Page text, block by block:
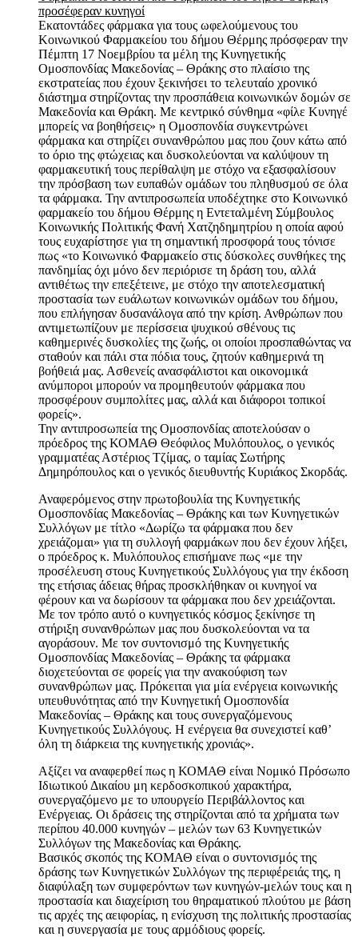
προσέφεραν κυνηγοί
Εκατοντάδες φάρμακα για τους ωφελούμενους του
Κοινωνικού Φαρμακείου του δήμου Θέρμης πρόσφεραν την
Πέμπτη 17 Νοεμβρίου τα μέλη της Κυνηγετικής
Ομοσπονδίας Μακεδονίας – Θράκης στο πλαίσιο της
εκστρατείας που έχουν ξεκινήσει το τελευταίο χρονικό
διάστημα στηρίζοντας την προσπάθεια κοινωνικών δομών σε
Μακεδονία και Θράκη. Με κεντρικό σύνθημα «φίλε Κυνηγέ
μπορείς να βοηθήσεις» η Ομοσπονδία συγκεντρώνει
φάρμακα και στηρίζει συνανθρώπου μας που ζουν κάτω από
το όριο της φτώχειας και δυσκολεύονται να καλύψουν τη
φαρμακευτική τους περίθαλψη με στόχο να εξασφαλίσουν
την πρόσβαση των ευπαθών ομάδων του πληθυσμού σε όλα
τα φάρμακα. Την αντιπροσωπεία υποδέχτηκε στο Κοινωνικό
φαρμακείο του δήμου Θέρμης η Εντεταλμένη Σύμβουλος
Κοινωνικής Πολιτικής Φανή Χατζηδημητρίου η οποία αφού
τους ευχαρίστησε για τη σημαντική προσφορά τους τόνισε
πως «το Κοινωνικό Φαρμακείο στις δύσκολες συνθήκες της
πανδημίας όχι μόνο δεν περιόρισε τη δράση του, αλλά
αντιθέτως την επεξέτεινε, με στόχο την αποτελεσματική
προστασία των ευάλωτων κοινωνικών ομάδων του δήμου,
που επλήγησαν δυσανάλογα από την κρίση. Ανθρώπων που
αντιμετωπίζουν με περίσσεια ψυχικού σθένους τις
καθημερινές δυσκολίες της ζωής, οι οποίοι προσπαθώντας να
σταθούν και πάλι στα πόδια τους, ζητούν καθημερινά τη
βοήθειά μας. Ασθενείς ανασφάλιστοι και οικονομικά
ανύμποροι μπορούν να προμηθευτούν φάρμακα που
προσφέρουν συμπολίτες μας, αλλά και διάφοροι τοπικοί
φορείς».
Την αντιπροσωπεία της Ομοσπονδίας αποτελούσαν ο
πρόεδρος της ΚΟΜΑΘ Θεόφιλος Μυλόπουλος, ο γενικός
γραμματέας Αστέριος Τζίμας, ο ταμίας Σωτήρης
Δημηρόπουλος και ο γενικός διευθυντής Κυριάκος Σκορδάς.
Αναφερόμενος στην πρωτοβουλία της Κυνηγετικής
Ομοσπονδίας Μακεδονίας – Θράκης και των Κυνηγετικών
Συλλόγων με τίτλο «Δωρίζω τα φάρμακα που δεν
χρειάζομαι» για τη συλλογή φαρμάκων που δεν έχουν λήξει,
ο πρόεδρος κ. Μυλόπουλος επισήμανε πως «με την
προσέλευση στους Κυνηγετικούς Συλλόγους για την έκδοση
της ετήσιας άδειας θήρας προσκλήθηκαν οι κυνηγοί να
φέρουν και να δωρίσουν τα φάρμακα που δεν χρειάζονται.
Με τον τρόπο αυτό ο κυνηγετικός κόσμος ξεκίνησε τη
στήριξη συνανθρώπων μας που δυσκολεύονται να τα
αγοράσουν. Με τον συντονισμό της Κυνηγετικής
Ομοσπονδίας Μακεδονίας – Θράκης τα φάρμακα
διοχετεύονται σε φορείς για την ανακούφιση των
συνανθρώπων μας. Πρόκειται για μία ενέργεια κοινωνικής
υπευθυνότητας από την Κυνηγετική Ομοσπονδία
Μακεδονίας – Θράκης και τους συνεργαζόμενους
Κυνηγετικούς Συλλόγους. Η ενέργεια θα συνεχιστεί καθ’
όλη τη διάρκεια της κυνηγετικής χρονιάς».
Αξίζει να αναφερθεί πως η ΚΟΜΑΘ είναι Νομικό Πρόσωπο
Ιδιωτικού Δικαίου μη κερδοσκοπικού χαρακτήρα,
συνεργαζόμενο με το υπουργείο Περιβάλλοντος και
Ενέργειας. Οι δράσεις της στηρίζονται από τα χρήματα των
περίπου 40.000 κυνηγών – μελών των 63 Κυνηγετικών
Συλλόγων της Μακεδονίας και Θράκης.
Βασικός σκοπός της ΚΟΜΑΘ είναι ο συντονισμός της
δράσης των Κυνηγετικών Συλλόγων της περιφέρειάς της, η
διαφύλαξη των συμφερόντων των κυνηγών-μελών τους και η
προστασία και διαχείριση του θηραματικού πλούτου με βάση
τις αρχές της αειφορίας, η ενίσχυση της πολιτικής προστασίας
και η συνεργασία με τους αρμόδιους φορείς.